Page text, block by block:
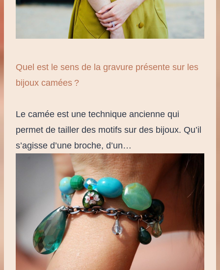
Quel est le sens de la gravure présente sur les
bijoux camées ?
Le camée est une technique ancienne qui
permet de tailler des motifs sur des bijoux. Qu’il
s’agisse d’une broche, d’un…